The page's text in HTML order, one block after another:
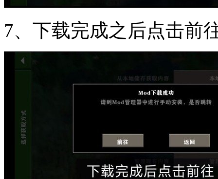
7、下载完成之后点击前